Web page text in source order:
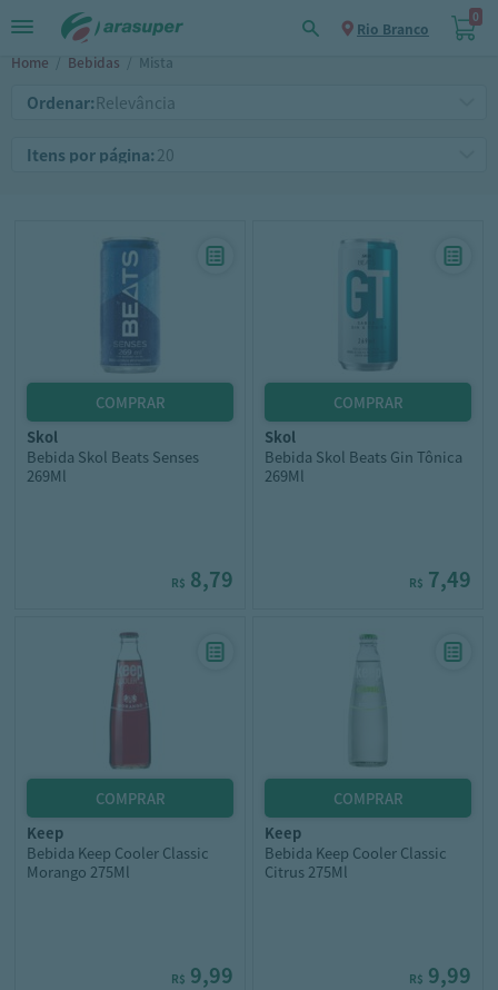
Rio Branco
0
Home / Bebidas / Mista
Ordenar:
Itens por página:
skol
Bebida Skol Beats Senses
269Ml
R$ 8,79
skol
Bebida Skol Beats Gin Tônica
269Ml
R$ 7,49
keep
Bebida Keep Cooler Classic
Morango 275Ml
R$ 9,99
keep
Bebida Keep Cooler Classic
Citrus 275Ml
R$ 9,99